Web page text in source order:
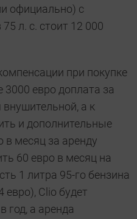
официально) с
л. с. стоит 12 000
при покупке
евро доплата за
внушительной, а к
и дополнительные
в месяц за аренду
60 евро в месяц на
1 литра 95-го бензина
евро), Clio будет
год, а аренда